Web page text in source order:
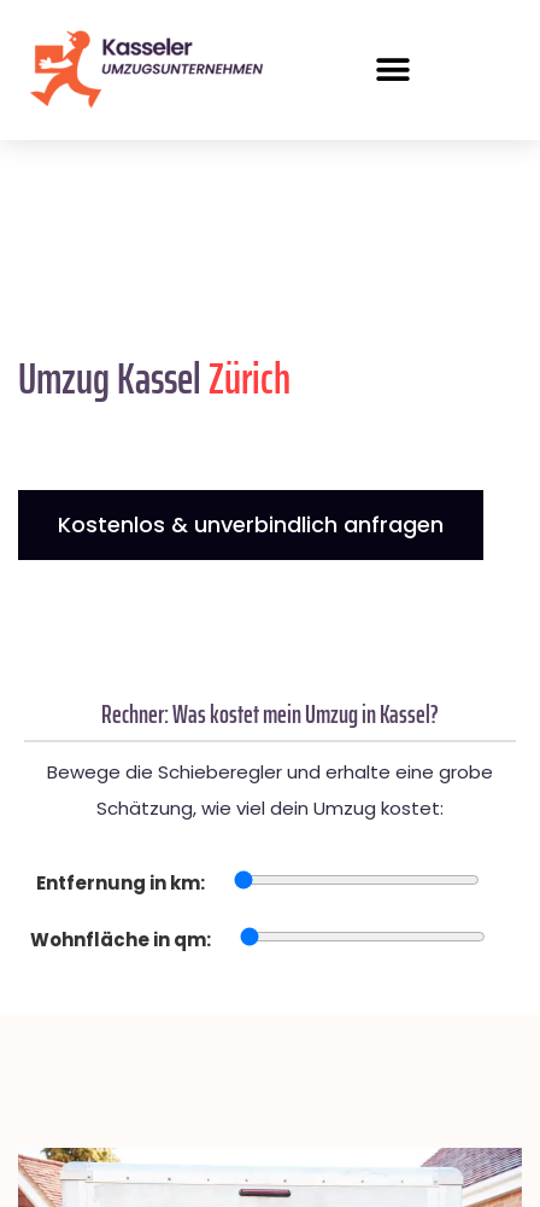
Umzug KasselZürich
Kostenlos & unverbindlich anfragen
Rechner: Was kostet mein Umzug in Kassel?
Bewege die Schieberegler und erhalte eine grobe
Schätzung, wie viel dein Umzug kostet:
Entfernung in km:
Wohnfläche in qm: